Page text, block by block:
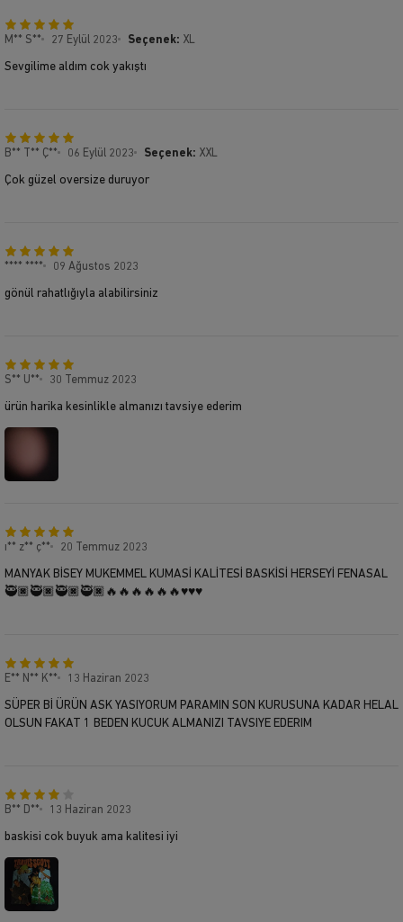
M** S** 27 Eylül 2023 Seçenek: XL
Sevgilime aldım cok yakıştı
B** T** Ç** 06 Eylül 2023 Seçenek: XXL
Çok güzel oversize duruyor
**** **** 09 Ağustos 2023
gönül rahatlığıyla alabilirsiniz
S** U** 30 Temmuz 2023
ürün harika kesinlikle almanızı tavsiye ederim
ı** z** ç** 20 Temmuz 2023
MANYAK BİSEY MUKEMMEL KUMASİ KALİTESİ BASKİSİ HERSEYİ FENASAL
🥷🏿🥷🏿🥷🏿🥷🏿🔥🔥🔥🔥🔥🔥♥️♥️♥️
E** N** K** 13 Haziran 2023
SÜPER Bİ ÜRÜN ASK YASIYORUM PARAMIN SON KURUSUNA KADAR HELAL
OLSUN FAKAT 1 BEDEN KUCUK ALMANIZI TAVSIYE EDERIM
B** D** 13 Haziran 2023
baskisi cok buyuk ama kalitesi iyi